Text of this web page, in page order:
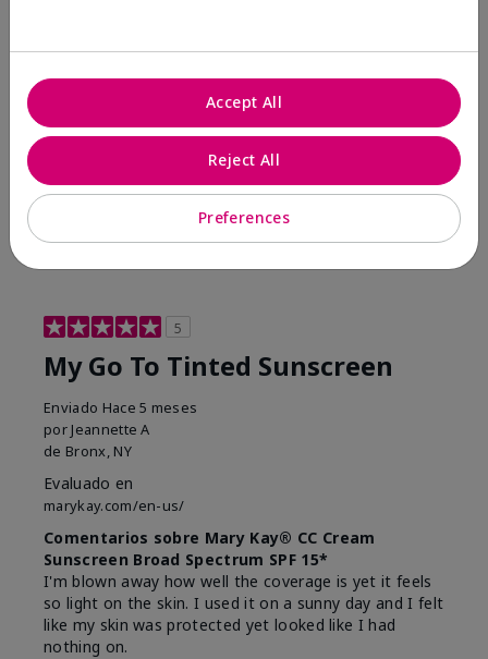
Walking in victory
Sí, recomendaría a un amigo
¿Le ha resultado útil esta
23 0
Marcar esta opinión
5
My Go To Tinted Sunscreen
Enviado Hace 5 meses
por Jeannette A
de Bronx, NY
Evaluado en
marykay.com/en-us/
Comentarios sobre Mary Kay® CC Cream
Sunscreen Broad Spectrum SPF 15*
I'm blown away how well the coverage is yet it feels
so light on the skin. I used it on a sunny day and I felt
like my skin was protected yet looked like I had
nothing on.
Preferences
Reject All
Accept All